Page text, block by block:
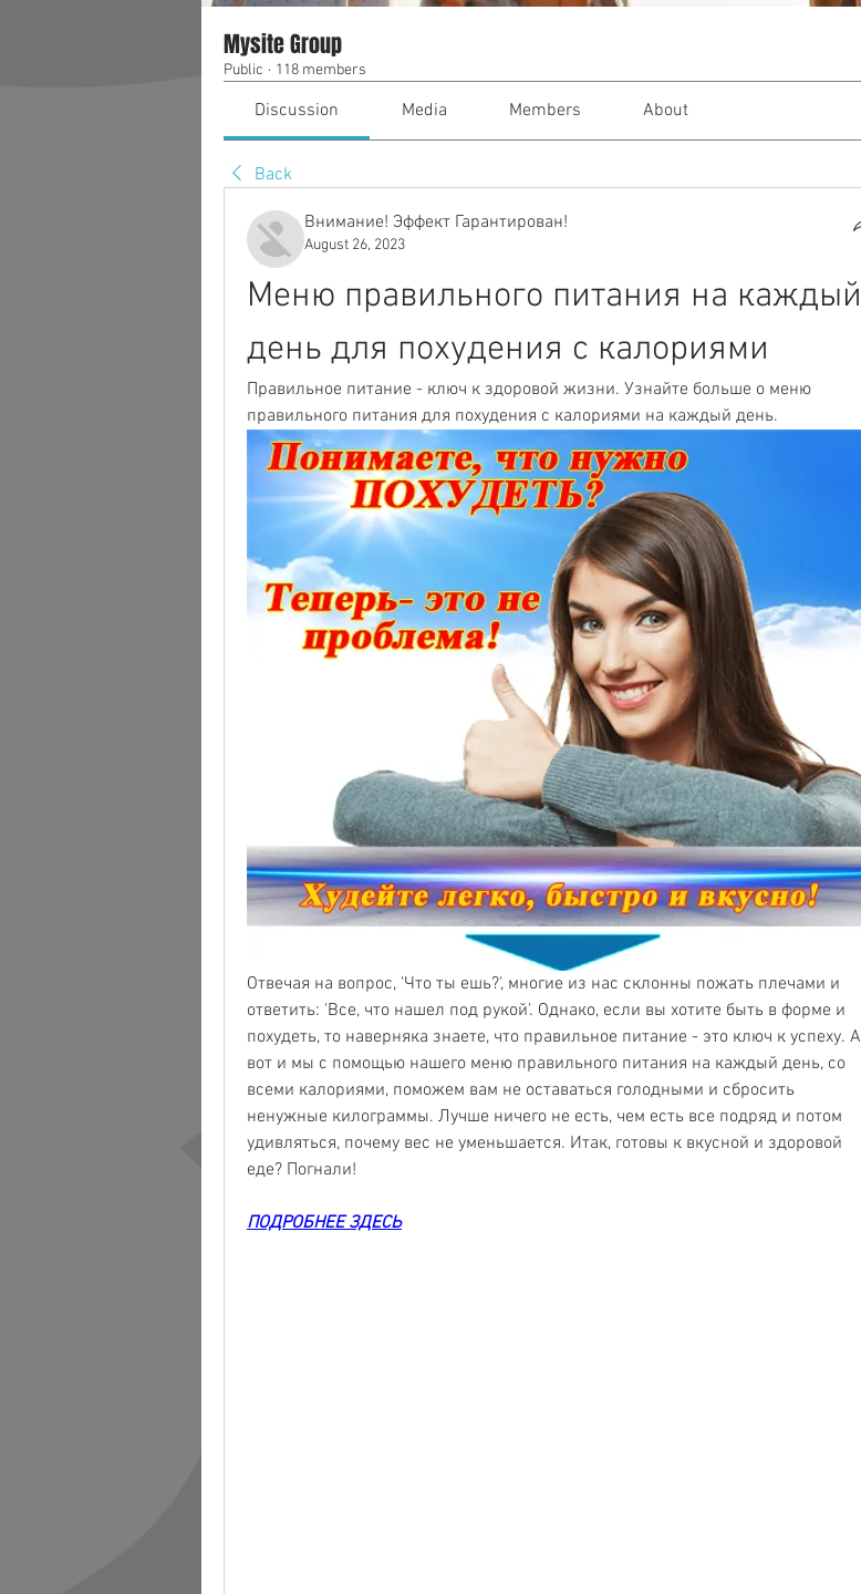
Mysite Group
Public · 118 members
Discussion Media Members About
Back
Внимание! Эффект Гарантирован!
August 26, 2023
Меню правильного питания на каждый
день для похудения с калориями
Правильное питание - ключ к здоровой жизни. Узнайте больше о меню
правильного питания для похудения с калориями на каждый день.
Отвечая на вопрос, 'Что ты ешь?', многие из нас склонны пожать плечами и
ответить: 'Все, что нашел под рукой'. Однако, если вы хотите быть в форме и
похудеть, то наверняка знаете, что правильное питание - это ключ к успеху. А
вот и мы с помощью нашего меню правильного питания на каждый день, со
всеми калориями, поможем вам не оставаться голодными и сбросить
ненужные килограммы. Лучше ничего не есть, чем есть все подряд и потом
удивляться, почему вес не уменьшается. Итак, готовы к вкусной и здоровой
еде? Погнали!
ПОДРОБНЕЕ ЗДЕСЬ